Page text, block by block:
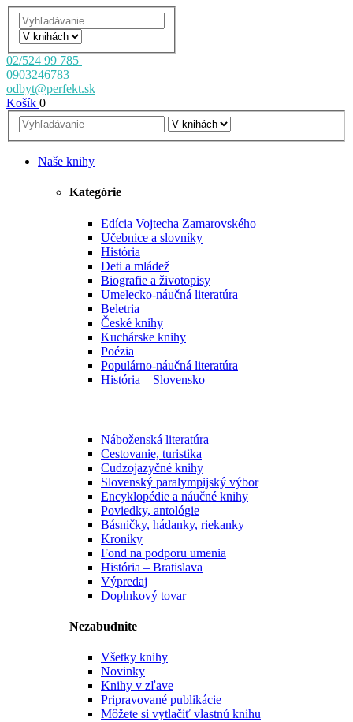
02/524 99 785
0903246783
odbyt@perfekt.sk
Košík 0
Naše knihy
Kategórie
Edícia Vojtecha Zamarovského
Učebnice a slovníky
História
Deti a mládež
Biografie a životopisy
Umelecko-náučná literatúra
Beletria
České knihy
Kuchárske knihy
Poézia
Populárno-náučná literatúra
História – Slovensko
Náboženská literatúra
Cestovanie, turistika
Cudzojazyčné knihy
Slovenský paralympijský výbor
Encyklopédie a náučné knihy
Poviedky, antológie
Básničky, hádanky, riekanky
Kroniky
Fond na podporu umenia
História – Bratislava
Výpredaj
Doplnkový tovar
Nezabudnite
Všetky knihy
Novinky
Knihy v zľave
Pripravované publikácie
Môžete si vytlačiť vlastnú knihu